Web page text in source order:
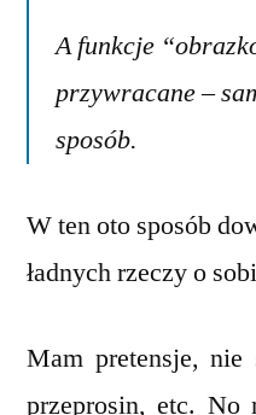
A funkcje
przywracane –
sposób.
W ten oto sposób
ładnych rzeczy o
Mam pretensje, nie
przeprosin, etc.